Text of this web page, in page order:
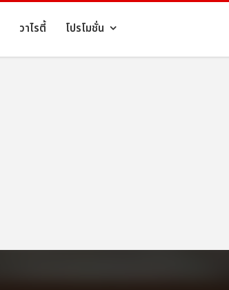
วาไรตี้ โปรโมชั่น